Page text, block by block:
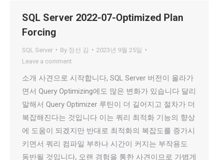
SQL Server 2022-07-Optimized Plan
Forcing
SQL Server By 정선 김
2023년 9월 25일
Leave a comment
소개 사견으로 시작합니다, SQL Server 버전이 올라가
면서 Query Optimizing에도 많은 변화가 있습니다 달리
말해서 Query Optimizer 루틴이 더 길어지고 절차가 더
복잡해진다는 것입니다 이는 쿼리 최적화 기능의 향상
에 도움이 되겠지만 반대로 최적화의 복잡도를 증가시
키면서 쿼리 컴파일 부하나 시간이 커지는 부작용도
동반될 것입니다, 오랜 경험을 통한 사견이므로 가볍게